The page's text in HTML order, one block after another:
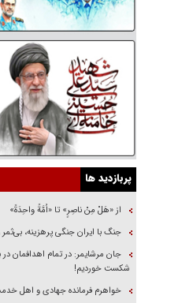
پربازدید ها
از «هَلْ مِنْ ناصِرٍ» تا «اُمَّةً واحِدَةً»
جنگ با ایران جنگی پرهزینه، بی‌ثمر
جان مرشایمر: در تمام اهدافمان در
شکست خوردیم!
خواهرم فرمانده جهادی و اهل